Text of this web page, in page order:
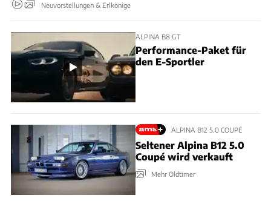
Neuvorstellungen & Erlkönige
ALPINA B8 GT
Performance-Paket für
den E-Sportler
ALPINA B12 5.0 COUPÉ
Seltener Alpina B12 5.0
Coupé wird verkauft
Mehr Oldtimer